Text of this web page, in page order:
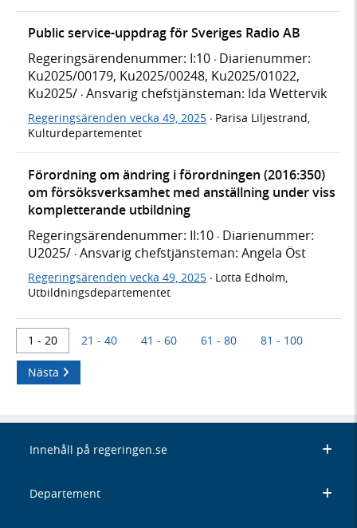
Public service-uppdrag för Sveriges Radio AB
Regeringsärendenummer: I:10 · Diarienummer:
Ku2025/00179, Ku2025/00248, Ku2025/01022,
Ku2025/ · Ansvarig chefstjänsteman: Ida Wettervik
Regeringsärenden vecka 49, 2025 · Parisa Liljestrand,
Kulturdepartementet
Förordning om ändring i förordningen (2016:350)
om försöksverksamhet med anställning under viss
kompletterande utbildning
Regeringsärendenummer: II:10 · Diarienummer:
U2025/ · Ansvarig chefstjänsteman: Angela Öst
Regeringsärenden vecka 49, 2025 · Lotta Edholm,
Utbildningsdepartementet
1 - 20 21 - 40 41 - 60 61 - 80 81 - 100
Nästa
Innehåll på regeringen.se
Departement